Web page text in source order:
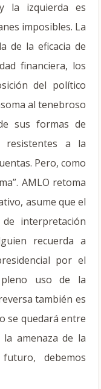
la izquierda es
imposibles. La
de la eficacia de
financiera, los
del político
al tenebroso
sus formas de
resistentes a la
Pero, como
AMLO retoma
asume que el
interpretación
recuerda a
por el
uso de la
también es
se quedará entre
la amenaza de la
debemos